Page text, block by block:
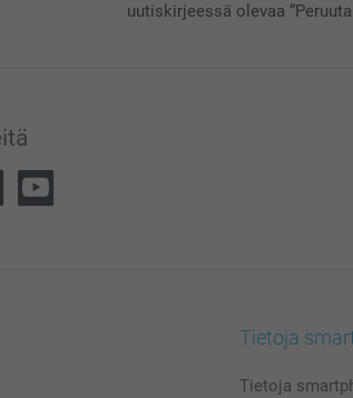
uutiskirjeessä olevaa
Tietoja
Tietoja